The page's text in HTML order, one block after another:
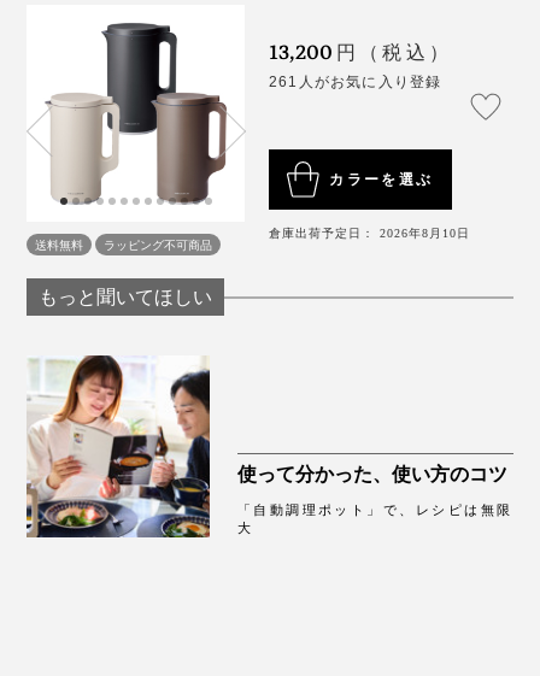
間、約75℃に温かさをキープします。
詳しい使い方のコツはこちら＞
写真はかぶの和風ポタージュ
合わせやだいたいの分量比率が分かるので、応用は無限
大。ぜひオリジナルの絶品レシピを開発してください！
＜ご購入の際の注意点＞
野菜や果物を、水分を加えずに果汁成分だけ搾り出
してジュースにすることはできません。
肉類や魚類のミンチ、野菜のみじん切り、すりおろ
し、せん切り、クラッシュアイス、かき氷はできま
せん。
硬い食品の粉砕（乾物など）、市販の硬い氷、粘り
気の強いもの、水分の少ないもの、粉類だけの使用
＜使用上の注意点＞
Max（600ml）ラインの間で使用してください。
丸洗いはできません。特にプラグ挿入口と本体の底
に水分がかからないようにしてください。
送料無料 ラッピング不可商品
13,200 円（税込）
261人がお気に入り登録
カラーを選ぶ
倉庫出荷予定日： 2026年8月10日
もっと聞いてほしい
使って分かった、使い方のコツ
「自動調理ポット」で、レシピは無限
大